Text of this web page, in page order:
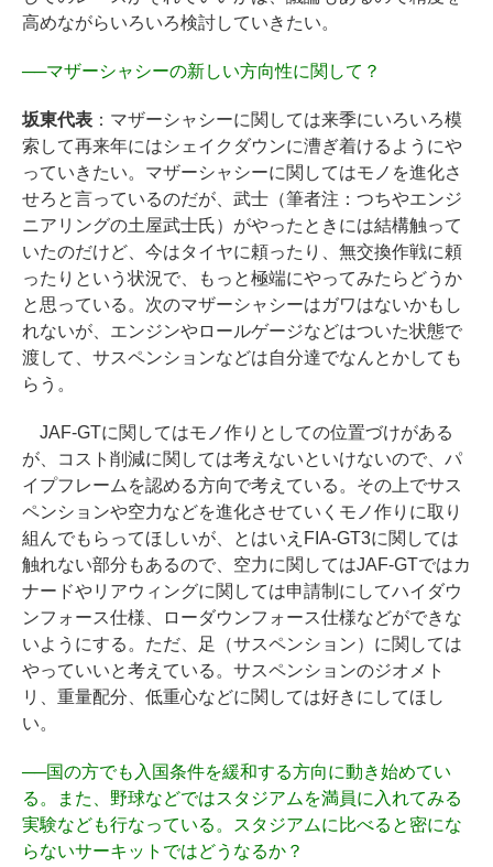
高めながらいろいろ検討していきたい。
──マザーシャシーの新しい方向性に関して？
坂東代表：マザーシャシーに関しては来季にいろいろ模
索して再来年にはシェイクダウンに漕ぎ着けるようにや
っていきたい。マザーシャシーに関してはモノを進化さ
せろと言っているのだが、武士（筆者注：つちやエンジ
ニアリングの土屋武士氏）がやったときには結構触って
いたのだけど、今はタイヤに頼ったり、無交換作戦に頼
ったりという状況で、もっと極端にやってみたらどうか
と思っている。次のマザーシャシーはガワはないかもし
れないが、エンジンやロールゲージなどはついた状態で
渡して、サスペンションなどは自分達でなんとかしても
らう。
JAF-GTに関してはモノ作りとしての位置づけがある
が、コスト削減に関しては考えないといけないので、パ
イプフレームを認める方向で考えている。その上でサス
ペンションや空力などを進化させていくモノ作りに取り
組んでもらってほしいが、とはいえFIA-GT3に関しては
触れない部分もあるので、空力に関してはJAF-GTではカ
ナードやリアウィングに関しては申請制にしてハイダウ
ンフォース仕様、ローダウンフォース仕様などができな
いようにする。ただ、足（サスペンション）に関しては
やっていいと考えている。サスペンションのジオメト
リ、重量配分、低重心などに関しては好きにしてほし
い。
──国の方でも入国条件を緩和する方向に動き始めてい
る。また、野球などではスタジアムを満員に入れてみる
実験なども行なっている。スタジアムに比べると密にな
らないサーキットではどうなるか？